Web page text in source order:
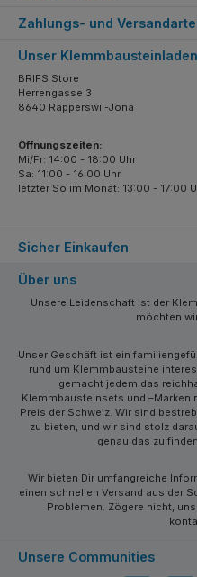
Zahlungs- und
Sicher Einkaufen
Unser Klemmbausteinladen
BRIFS Store
Herrengasse 3
8640 Rapperswil-Jona
Öffnungszeiten:
Mi/Fr: 14:00 - 18:00 Uhr
Sa: 11:00 - 16:00 Uhr
letzter So im Monat: 13:00 - 17:00
Über uns
Unsere Leidenschaft ist der
möchten
Unser Geschäft ist ein
rund um Klemmbausteine
gemacht jedem das
Klemmbausteinsets und –Marken
Preis der Schweiz. Wir sind
zu bieten, und wir sind stolz
genau das zu
Wir bieten Dir umfangreiche
einen schnellen Versand aus der
Problemen. Zögere nicht,
Unsere Communities